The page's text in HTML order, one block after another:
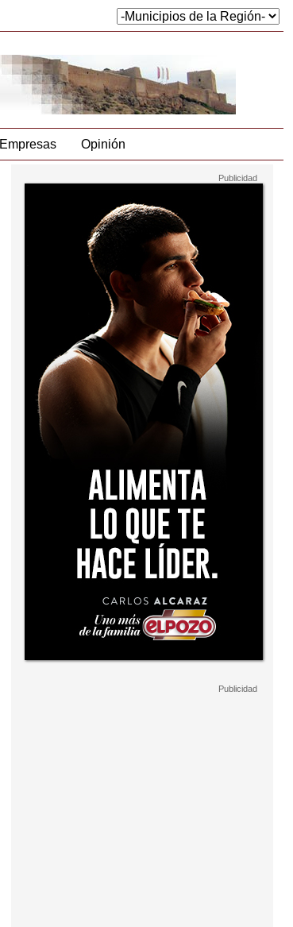
Empresas Opinión